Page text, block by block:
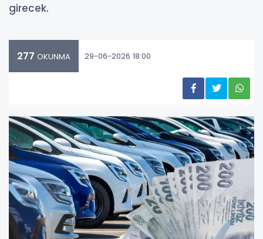
girecek.
277 OKUNMA 29-06-2026 18:00